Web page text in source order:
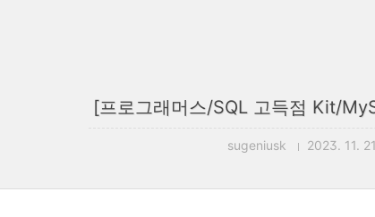
[프로그래머스/SQL 고득점 Kit/
sugeniusk 2023. 11.